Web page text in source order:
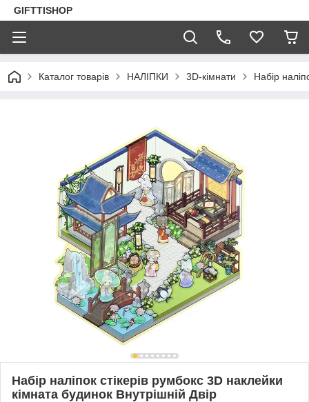
GIFTTISHOP
Каталог товарів НАЛІПКИ 3D-кімнати Набір
Набір наліпок стікерів румбокс 3D наклейки
кімната будинок Внутрішній Двір